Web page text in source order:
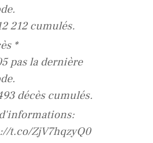
212 cumulés.
*
pas la dernière
décès cumulés.
t.co/ZjV7hqzyQ0